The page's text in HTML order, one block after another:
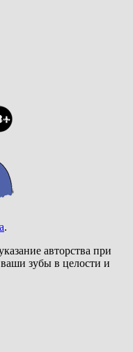
.
авторства при
зубы в целости и